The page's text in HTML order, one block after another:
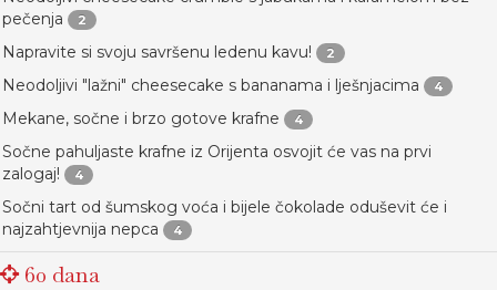
pečenja
2
Napravite si svoju savršenu ledenu kavu! 2
Neodoljivi "lažni" cheesecake s bananama i lješnjacima 4
Mekane, sočne i brzo gotove krafne 4
Sočne pahuljaste krafne iz Orijenta osvojit će vas na prvi
zalogaj!
4
Sočni tart od šumskog voća i bijele čokolade oduševit će i
najzahtjevnija nepca
4
60 dana